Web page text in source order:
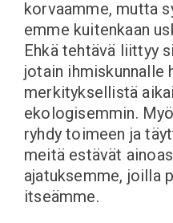
korvaamme, mutta
emme kuitenkaan
Ehkä tehtävä liittyy
jotain ihmiskunnalle
merkityksellistä
ekologisemmin.
ryhdy toimeen ja
meitä estävät
ajatuksemme, joilla
itseämme.